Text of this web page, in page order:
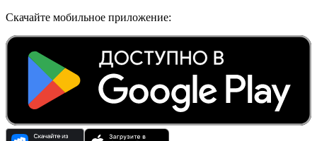
Скачайте мобильное приложение: